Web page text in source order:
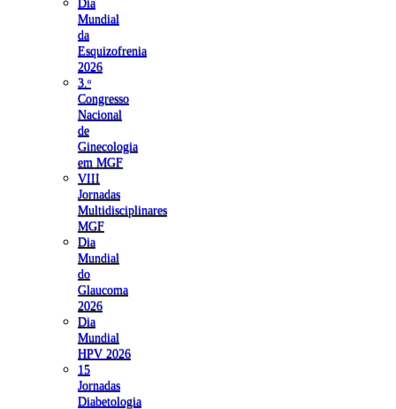
Mundial
da
Esquizofrenia
2026
3.ᵒ
Congresso
Nacional
de
Ginecologia
em MGF
VIII
Jornadas
Multidisciplinares
MGF
Dia
Mundial
do
Glaucoma
2026
Dia
Mundial
HPV 2026
15
Jornadas
Diabetologia